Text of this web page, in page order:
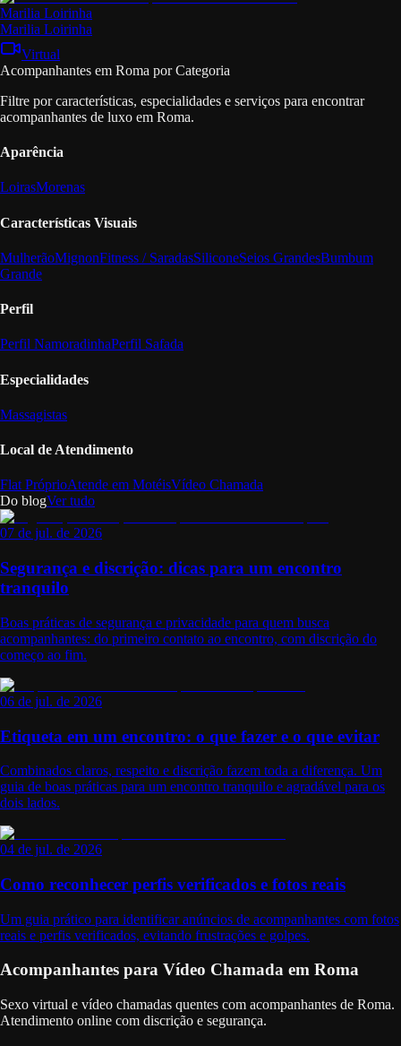
Marilia Loirinha
Marilia Loirinha
Virtual
Acompanhantes em Roma por Categoria
Filtre por características, especialidades e serviços para encontrar
acompanhantes de luxo em Roma.
Aparência
LoirasMorenas
Características Visuais
MulherãoMignonFitness / SaradasSiliconeSeios GrandesBumbum
Grande
Perfil
Perfil NamoradinhaPerfil Safada
Especialidades
Massagistas
Local de Atendimento
Flat PróprioAtende em MotéisVídeo Chamada
Do blogVer tudo
07 de jul. de 2026
Segurança e discrição: dicas para um encontro
tranquilo
Boas práticas de segurança e privacidade para quem busca
acompanhantes: do primeiro contato ao encontro, com discrição do
começo ao fim.
06 de jul. de 2026
Etiqueta em um encontro: o que fazer e o que evitar
Combinados claros, respeito e discrição fazem toda a diferença. Um
guia de boas práticas para um encontro tranquilo e agradável para os
dois lados.
04 de jul. de 2026
Como reconhecer perfis verificados e fotos reais
Um guia prático para identificar anúncios de acompanhantes com fotos
reais e perfis verificados, evitando frustrações e golpes.
Acompanhantes para Vídeo Chamada em Roma
Sexo virtual e vídeo chamadas quentes com acompanhantes de Roma.
Atendimento online com discrição e segurança.